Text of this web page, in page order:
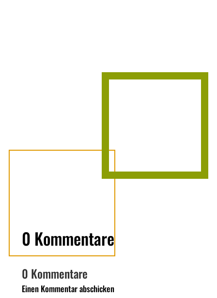
0 Kommentare
0 Kommentare
Einen Kommentar abschicken